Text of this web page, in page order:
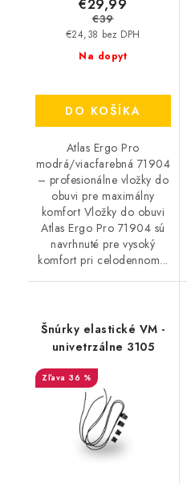
Na dopyt
€24,38 bez DPH
€29,99
€39
DO KOŠÍKA
Atlas Ergo Pro
modrá/viacfarebná 71904
– profesionálne vložky do
obuvi pre maximálny
komfort Vložky do obuvi
Atlas Ergo Pro 71904 sú
navrhnuté pre vysoký
komfort pri celodennom...
Šnúrky elastické VM -
univetrzálne 3105
36 %